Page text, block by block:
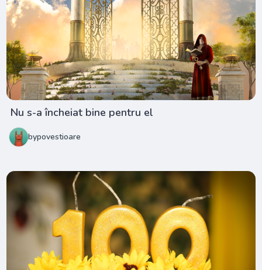
Nu s-a încheiat bine pentru el
bypovestioare